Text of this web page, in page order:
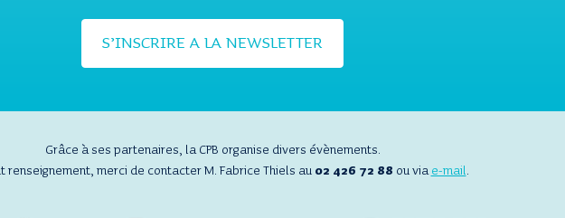
S’INSCRIRE A LA NEWSLETTER
Grâce à ses partenaires, la CPB organise divers évènements.
renseignement, merci de contacter M. Fabrice Thiels au 02 426 72 88 ou viae-mail.